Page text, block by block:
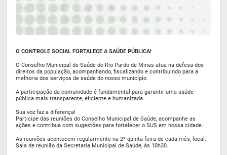
O CONTROLE SOCIAL FORTALECE A SAÚDE PÚBLICA!
O Conselho Municipal de Saúde de Rio Pardo de Minas atua na defesa dos
direitos da população, acompanhando, fiscalizando e contribuindo para a
melhoria dos serviços de saúde do nosso município.
A participação da comunidade é fundamental para garantir uma saúde
pública mais transparente, eficiente e humanizada.
Sua voz faz a diferença!
Participe das reuniões do Conselho Municipal de Saúde, acompanhe as
ações e contribua com sugestões para fortalecer o SUS em nossa cidade.
As reuniões acontecem regularmente na 2º quinta-feira de cada mês, local:
Sala de reunião da Secretaria Municipal de Saúde, às 10h30.